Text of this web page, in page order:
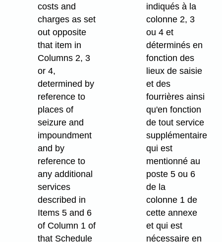
costs and
charges as set
out opposite
that item in
Columns 2, 3
or 4,
determined by
reference to
places of
seizure and
impoundment
and by
reference to
any additional
services
described in
Items 5 and 6
of Column 1 of
that Schedule
indiqués à la
colonne 2, 3
ou 4 et
déterminés en
fonction des
lieux de saisie
et des
fourrières ainsi
qu'en fonction
de tout service
supplémentaire
qui est
mentionné au
poste 5 ou 6
de la
colonne 1 de
cette annexe
et qui est
nécessaire en